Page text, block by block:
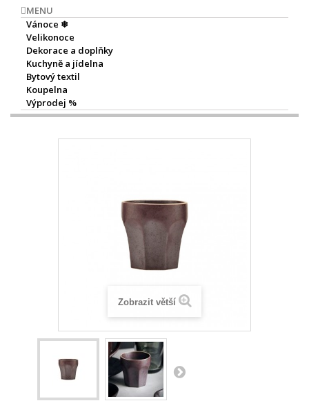
MENU
Vánoce ❄
Velikonoce
Dekorace a doplňky
Kuchyně a jídelna
Bytový textil
Koupelna
Výprodej %
Zobrazit větší